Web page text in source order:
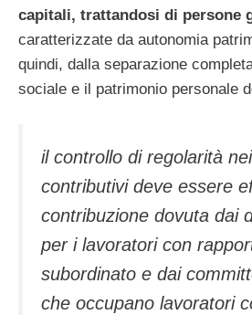
capitali, trattandosi di persone
caratterizzate da autonomia
quindi, dalla separazione
sociale e il patrimonio personale
il controllo di regolarità
contributivi deve essere
contribuzione dovuta dai
per i lavoratori con
subordinato e dai
che occupano lavoratori